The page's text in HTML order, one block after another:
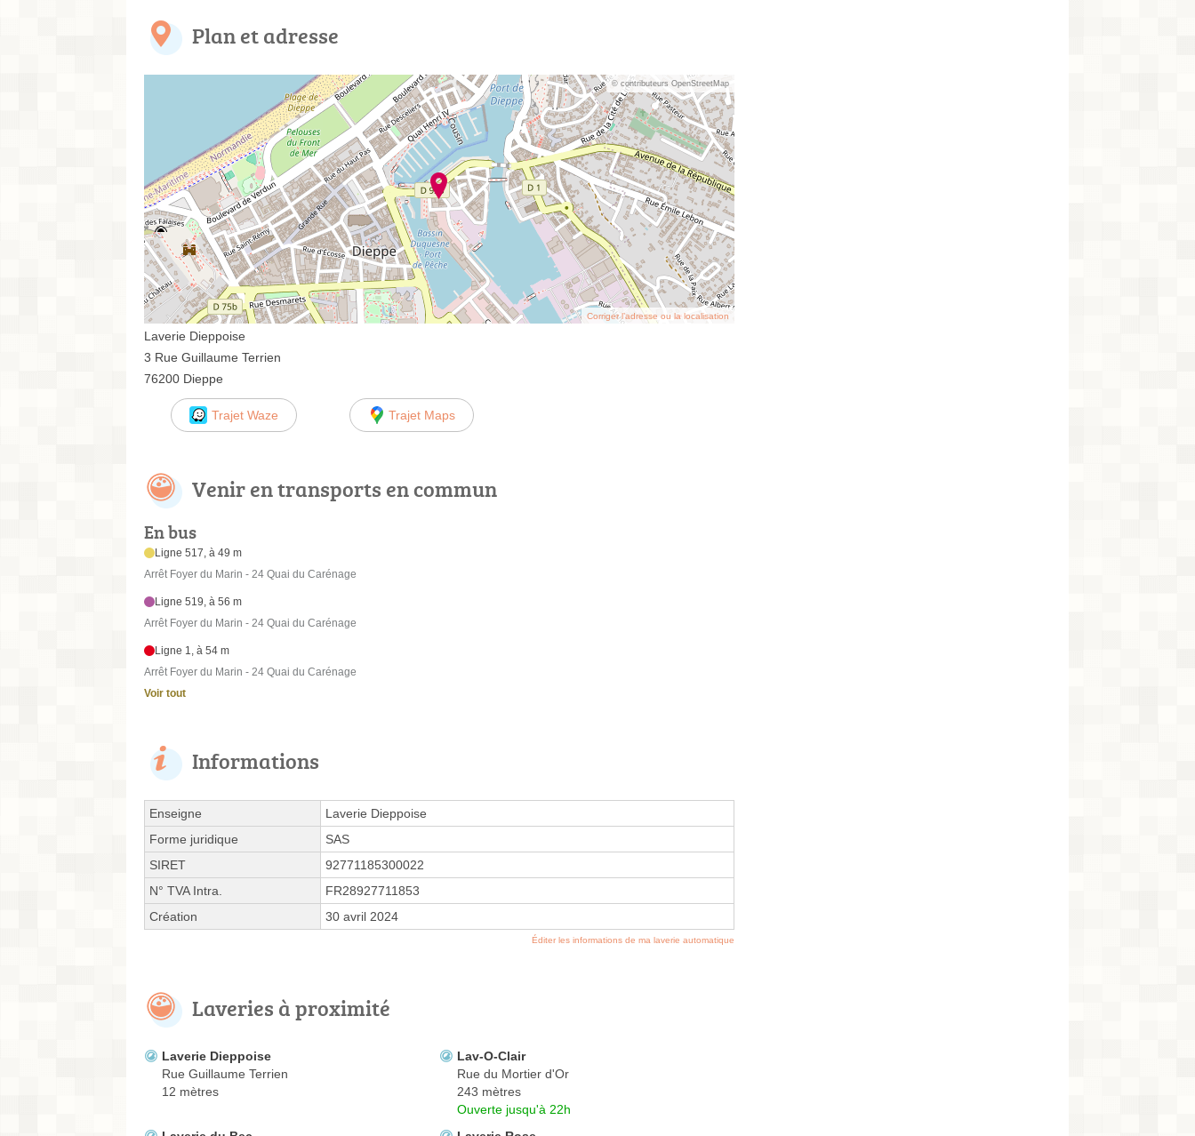
Plan et adresse
© contributeurs OpenStreetMap
Corriger l’adresse ou la localisation
Laverie Dieppoise
3 Rue Guillaume Terrien
76200 Dieppe
Trajet Waze Trajet Maps
Venir en transports en commun
En bus
Ligne 517, à 49 m
Arrêt Foyer du Marin - 24 Quai du Carénage
Ligne 519, à 56 m
Arrêt Foyer du Marin - 24 Quai du Carénage
Ligne 1, à 54 m
Arrêt Foyer du Marin - 24 Quai du Carénage
Voir tout
Informations
Enseigne
Laverie Dieppoise
Forme juridique
SAS
SIRET
92771185300022
N° TVA Intra.
FR28927711853
Création
30 avril 2024
Éditer les informations de ma laverie automatique
Laveries à proximité
Laverie Dieppoise
Rue Guillaume Terrien
12 mètres
Lav-O-Clair
Rue du Mortier d'Or
243 mètres
Ouverte jusqu'à 22h